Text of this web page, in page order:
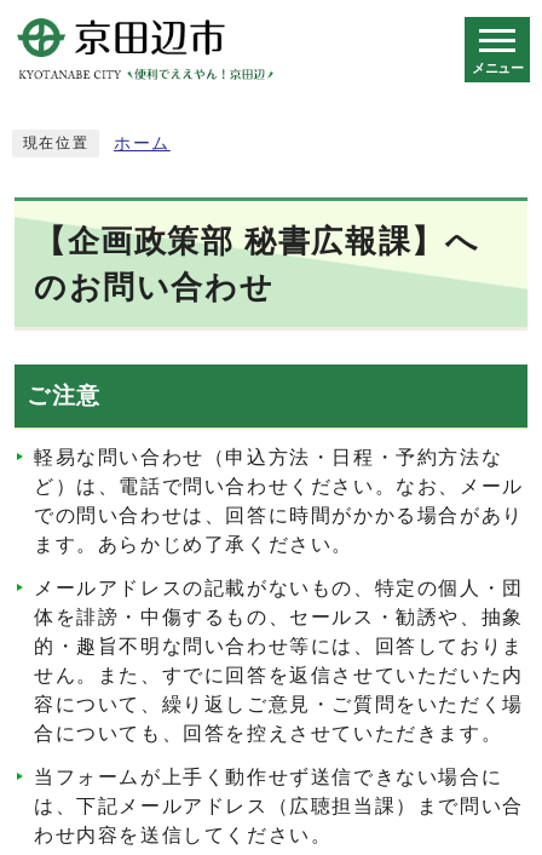
メニュー
現在位置 ホーム
【企画政策部 秘書広報課】へ
のお問い合わせ
ご注意
軽易な問い合わせ（申込方法・日程・予約方法な
ど）は、電話で問い合わせください。なお、メール
での問い合わせは、回答に時間がかかる場合があり
ます。あらかじめ了承ください。
メールアドレスの記載がないもの、特定の個人・団
体を誹謗・中傷するもの、セールス・勧誘や、抽象
的・趣旨不明な問い合わせ等には、回答しておりま
せん。また、すでに回答を返信させていただいた内
容について、繰り返しご意見・ご質問をいただく場
合についても、回答を控えさせていただきます。
当フォームが上手く動作せず送信できない場合に
は、下記メールアドレス（広聴担当課）まで問い合
わせ内容を送信してください。